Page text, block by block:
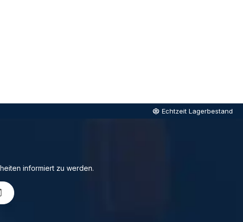
Echtzeit Lagerbestand
informiert zu werden.